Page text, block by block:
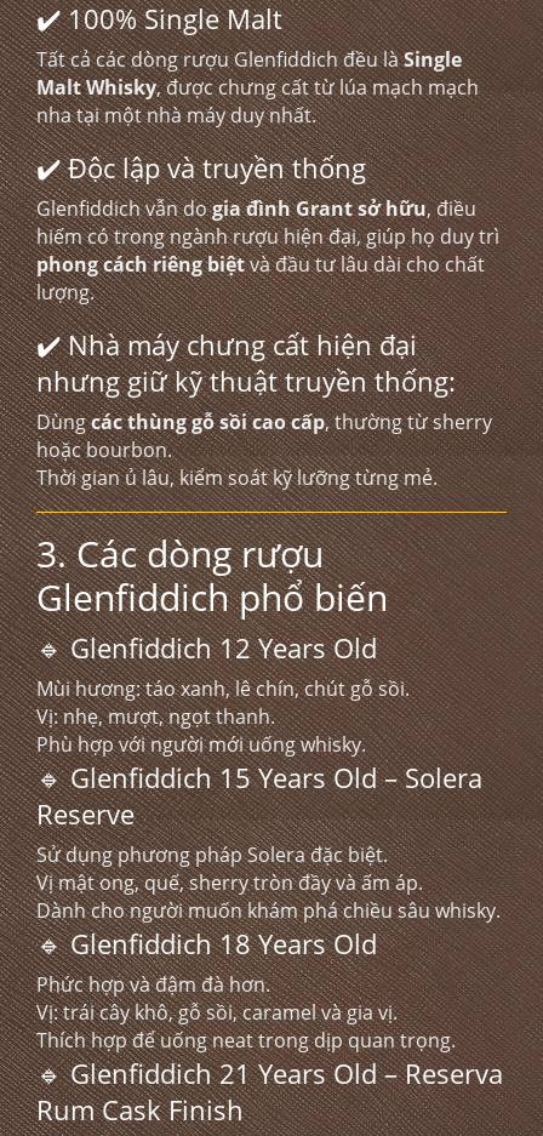
✔️ 100% Single Malt
Tất cả các dòng rượu Glenfiddich đều làSingle
Malt Whisky, được chưng cất từ lúa mạch mạch
nha tại một nhà máy duy nhất.
✔️ Độc lập và truyền thống
Glenfiddich vẫn dogia đình Grant sở hữu, điều
hiếm có trong ngành rượu hiện đại, giúp họ duy trì
phong cách riêng biệtvà đầu tư lâu dài cho chất
lượng.
✔️ Nhà máy chưng cất hiện đại
nhưng giữ kỹ thuật truyền thống:
Dùngcác thùng gỗ sồi cao cấp, thường từ sherry
hoặc bourbon.
Thời gian ủ lâu, kiểm soát kỹ lưỡng từng mẻ.
3. Các dòng rượu
Glenfiddich phổ biến
🔹 Glenfiddich 12 Years Old
Mùi hương: táo xanh, lê chín, chút gỗ sồi.
Vị: nhẹ, mượt, ngọt thanh.
Phù hợp với người mới uống whisky.
🔹 Glenfiddich 15 Years Old – Solera
Reserve
Sử dụng phương pháp Solera đặc biệt.
Vị mật ong, quế, sherry tròn đầy và ấm áp.
Dành cho người muốn khám phá chiều sâu whisky.
🔹 Glenfiddich 18 Years Old
Phức hợp và đậm đà hơn.
Vị: trái cây khô, gỗ sồi, caramel và gia vị.
Thích hợp để uống neat trong dịp quan trọng.
🔹 Glenfiddich 21 Years Old – Reserva
Rum Cask Finish